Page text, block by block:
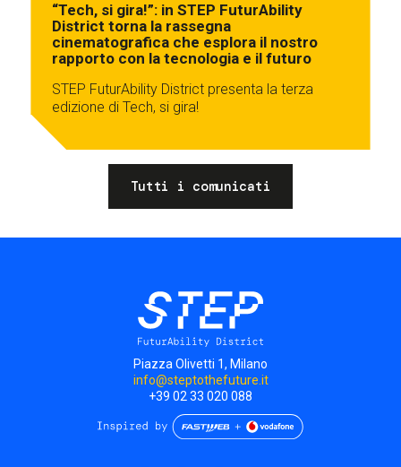
“Tech, si gira!”: in STEP FuturAbility
District torna la rassegna
cinematografica che esplora il nostro
rapporto con la tecnologia e il futuro
STEP FuturAbility District presenta la terza
edizione di Tech, si gira!
Tutti i comunicati
Piazza Olivetti 1, Milano
info@steptothefuture.it
+39 02 33 020 088